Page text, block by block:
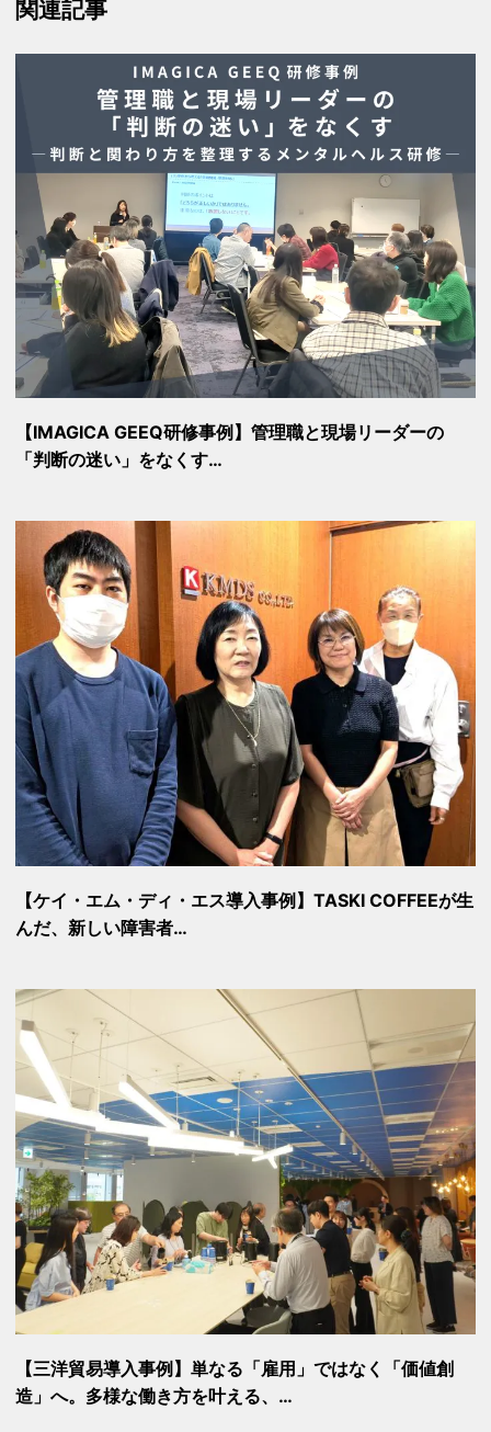
関連記事
【IMAGICA GEEQ研修事例】管理職と現場リーダーの
「判断の迷い」をなくす…
【ケイ・エム・ディ・エス導入事例】TASKI COFFEEが生
んだ、新しい障害者…
【三洋貿易導入事例】単なる「雇用」ではなく「価値創
造」へ。多様な働き方を叶える、…